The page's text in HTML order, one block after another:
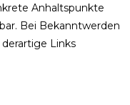
Anhaltspunkte
Bei Bekanntwerden
Links